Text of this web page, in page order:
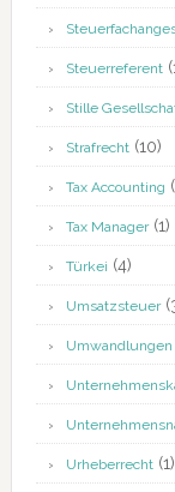
Steuerreferent
Stille
Strafrecht(10)
Tax Accounting
Tax Manager(1)
Türkei (4)
Umsatzsteuer
Umwandlungen
Urheberrecht(1)